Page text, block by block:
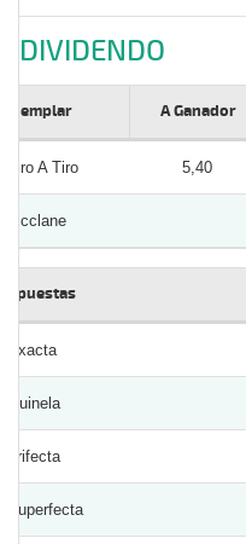
DIVIDENDO
Ejemplar A Ganador
Tiro A Tiro 5,40
Mcclane
Apuestas
Exacta
Quinela
Trifecta
Superfecta